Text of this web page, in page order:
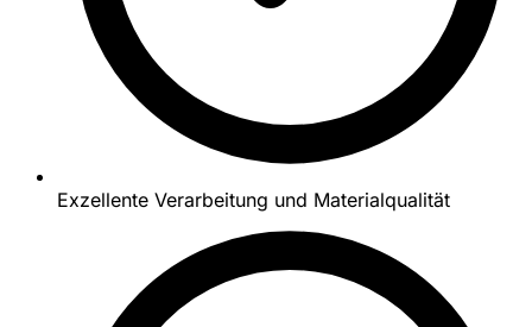
Exzellente Verarbeitung und Materialqualität